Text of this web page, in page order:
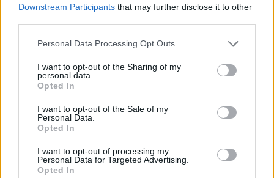
Downstream Participants that may further disclose it to other
Please note that this website/app uses one or more Google
not limited to your visit or usage behaviour. You may click to
grant or deny consent to Google and its third-party tags to
use your data for below specified purposes in below Google
consent section.
Personal Data Processing Opt Outs
I want to opt-out of the Sharing of my
personal data.
Opted In
I want to opt-out of the Sale of my
Personal Data.
Opted In
I want to opt-out of processing my
Personal Data for Targeted Advertising.
Opted In